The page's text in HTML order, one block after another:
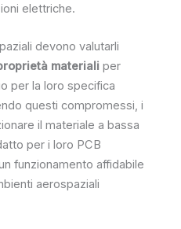
elettriche.
devono valutarli
materiali per
per la loro specifica
questi compromessi, i
il materiale a bassa
per i loro PCB
funzionamento affidabile
aerospaziali